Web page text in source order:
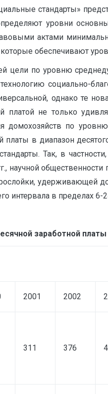
стандарты»
уровни
актами
обеспечивают
цели по уровню
социально-
однако те
платой не только
домохозяйств по
платы в диапазон
Так, в
научной
удерживающей
интервала в пределах 6-
заработной
2001 2002
311 376